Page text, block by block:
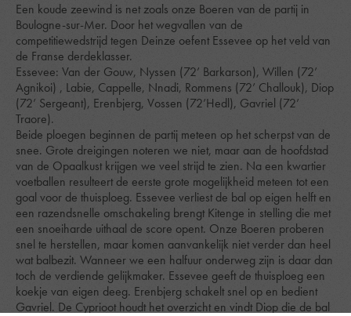
Een koude zeewind is net zoals onze Boeren van de partij in
Boulogne-sur-Mer. Door het wegvallen van de
competitiewedstrijd tegen Deinze oefent Essevee op het veld van
de Franse derdeklasser.
Essevee: Van der Gouw, Nyssen (72’ Barkarson), Willen (72’
Agnikoi) , Labie, Cappelle, Nnadi, Rommens (72’ Challouk), Diop
(72’ Sergeant), Erenbjerg, Vossen (72’Hedl), Gavriel (72’
Traore).
Beide ploegen beginnen de partij meteen op het scherpst van de
snee. Grote dreigingen noteren we niet, maar aan de hoofdstad
van de Opaalkust krijgen we veel strijd te zien. Na een kwartier
voetballen resulteert de eerste grote mogelijkheid meteen tot een
goal voor de thuisploeg. Essevee verliest de bal op eigen helft en
een razendsnelle omschakeling brengt Kitenge in stelling die met
een snoeiharde uithaal de score opent. Onze Boeren proberen
snel te herstellen, maar komen aanvankelijk niet verder dan heel
wat balbezit. Wanneer we een halfuur onderweg zijn is daar dan
toch de verdiende gelijkmaker. Essevee geeft de thuisploeg een
koekje van eigen deeg. Erenbjerg schakelt snel op en bedient
Gavriel. De Cyprioot houdt het overzicht en vindt Diop die de bal